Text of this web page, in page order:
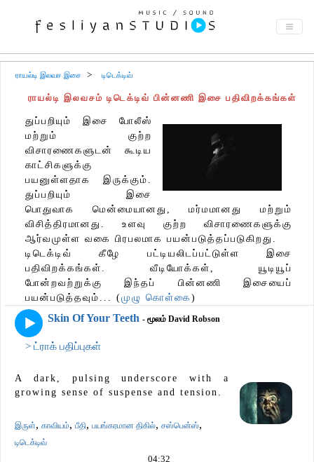
ராயல்டி இலவச இசை டிடெக்டிவ்
ராயல்டி இலவசம் டிடெக்டிவ் பின்னணி இசை பதிவிறக்கங்கள்
துப்பறியும் இசை போலீஸ்
மற்றும் குற்ற
விசாரணைகளுடன் கூடிய
காட்சிகளுக்கு
பயனுள்ளதாக இருக்கும்.
துப்பறியும் இசை
பொதுவாக மென்மையானது, மர்மமானது மற்றும்
விசித்திரமானது. உளவு குற்ற விசாரணைகளுக்கு
ஆர்வமுள்ள வகை பிரபலமாக பயன்படுத்தப்படுகிறது.
டிடெக்டிவ் கீழே பட்டியலிடப்பட்டுள்ள இசை
பதிவிறக்கங்கள். வீடியோக்கள், யூடியூப்
போன்றவற்றுக்கு இந்தப் பின்னணி இசையைப்
பயன்படுத்தவும்... (முழு கொள்கை )
Skin Of Your Teeth - மூலம் David Robson
> ட்ராக் பதிப்புகள்
A dark, pulsing underscore with a
growing sense of suspense and tension.
இருள், காவியம், பீதி, பயங்கரமான திகில், சஸ்பென்ஸ்,
டிடெக்டிவ்
04:32